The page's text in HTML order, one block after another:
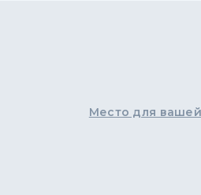
Место для